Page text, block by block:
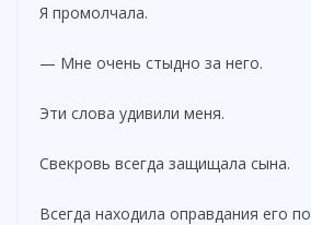
Я промолчала.
— Мне очень стыдно за него.
Эти слова удивили меня.
Свекровь всегда защищала сына.
Всегда находила оправдания его